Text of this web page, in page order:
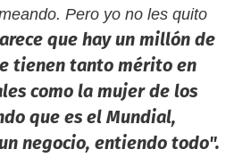
Pero yo no les quito
que hay un millón de
tienen tanto mérito en
como la mujer de los
que es el Mundial,
negocio, entiendo todo".